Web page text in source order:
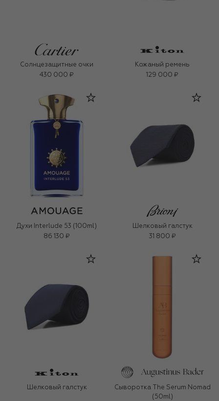
Солнцезащитные очки
430 000 ₽
Кожаный ремень
129 000 ₽
Духи Interlude 53 (100ml)
86 130 ₽
Шелковый галстук
31 800 ₽
Шелковый галстук
Сыворотка The Serum Nomad
(50ml)